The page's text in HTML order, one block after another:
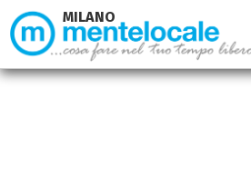
MILANO